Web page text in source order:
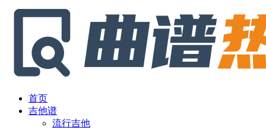
首页
吉他谱
流行吉他